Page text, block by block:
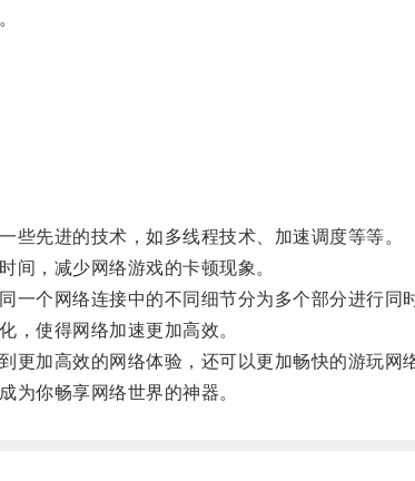
先进的技术，如多线程技术、加速调度等等。
，减少网络游戏的卡顿现象。
个网络连接中的不同细节分为多个部分进行同
使得网络加速更加高效。
加高效的网络体验，还可以更加畅快的游玩网
你畅享网络世界的神器。